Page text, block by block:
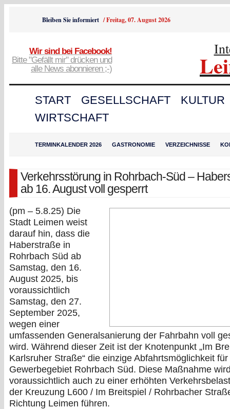
Bleiben Sie informiert /Freitag, 07. August 2026
Wir sind bei Facebook!
Bitte "Gefällt mir" drücken und
alle News abonnieren ;-)
START GESELLSCHAFT
KULTUR
WIRTSCHAFT
TERMINKALENDER 2026 GASTRONOMIE VERZEICHNISSE
Verkehrsstörung in Rohrbach-Süd –
ab 16. August voll gesperrt
(pm – 5.8.25) Die
Stadt Leimen weist
darauf hin, dass die
Haberstraße in
Rohrbach Süd ab
Samstag, den 16.
August 2025, bis
voraussichtlich
Samstag, den 27.
September 2025,
wegen einer
umfassenden Generalsanierung der Fahrbahn voll
wird. Während dieser Zeit ist der Knotenpunkt „Im
Karlsruher Straße“ die einzige Abfahrtsmöglichkeit
Gewerbegebiet Rohrbach Süd. Diese Maßnahme
voraussichtlich auch zu einer erhöhten
der Kreuzung L600 / Im Breitspiel / Rohrbacher
Richtung Leimen führen.